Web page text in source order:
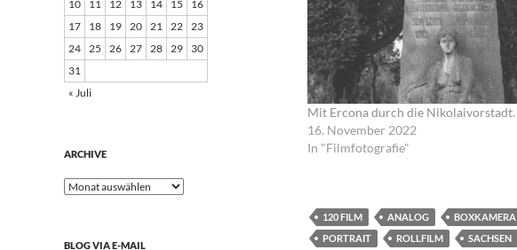
Mit Ercona durch die Nikolaivorstadt.
16. November 2022
In "Filmfotografie"
120 FILM ANALOG BOXKAMERA
PORTRAIT
ROLLFILM SACHSEN
10
11 12 13 14 15
16
17
18 19 20 21 22 23
24 25 26 27 28 29
30
31
« Juli
ARCHIVE
Archive
BLOG VIA E-MAIL